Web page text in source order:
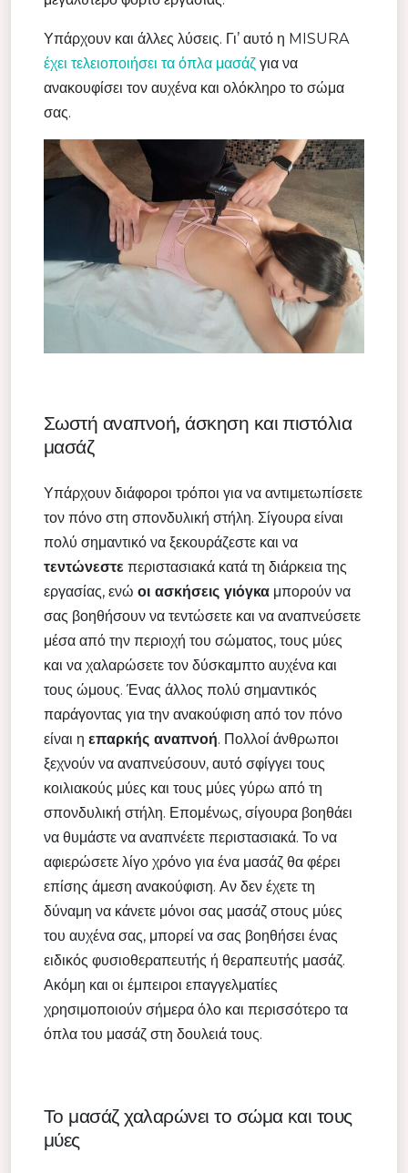
Υπάρχουν και άλλες λύσεις. Γι’ αυτό η MISURA
έχει τελειοποιήσει τα όπλα μασάζ για να
ανακουφίσει τον αυχένα και ολόκληρο το σώμα
σας.
Σωστή αναπνοή, άσκηση και πιστόλια
μασάζ
Υπάρχουν διάφοροι τρόποι για να αντιμετωπίσετε
τον πόνο στη σπονδυλική στήλη. Σίγουρα είναι
πολύ σημαντικό να ξεκουράζεστε και να
τεντώνεστε περιστασιακά κατά τη διάρκεια της
εργασίας, ενώ οι ασκήσεις γιόγκα μπορούν να
σας βοηθήσουν να τεντώσετε και να αναπνεύσετε
μέσα από την περιοχή του σώματος, τους μύες
και να χαλαρώσετε τον δύσκαμπτο αυχένα και
τους ώμους. Ένας άλλος πολύ σημαντικός
παράγοντας για την ανακούφιση από τον πόνο
είναι η επαρκής αναπνοή. Πολλοί άνθρωποι
ξεχνούν να αναπνεύσουν, αυτό σφίγγει τους
κοιλιακούς μύες και τους μύες γύρω από τη
σπονδυλική στήλη. Επομένως, σίγουρα βοηθάει
να θυμάστε να αναπνέετε περιστασιακά. Το να
αφιερώσετε λίγο χρόνο για ένα μασάζ θα φέρει
επίσης άμεση ανακούφιση. Αν δεν έχετε τη
δύναμη να κάνετε μόνοι σας μασάζ στους μύες
του αυχένα σας, μπορεί να σας βοηθήσει ένας
ειδικός φυσιοθεραπευτής ή θεραπευτής μασάζ.
Ακόμη και οι έμπειροι επαγγελματίες
χρησιμοποιούν σήμερα όλο και περισσότερο τα
όπλα του μασάζ στη δουλειά τους.
Το μασάζ χαλαρώνει το σώμα και τους
μύες